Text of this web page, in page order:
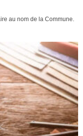
au nom de la Commune.